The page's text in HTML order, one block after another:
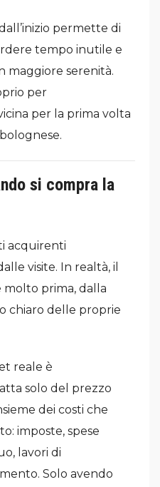
permette di
tempo inutile e
maggiore serenità.
per
per la prima volta
si compra la
acquirenti
visite. In realtà, il
prima, dalla
chiaro delle proprie
reale è
solo del prezzo
dei costi che
imposte, spese
lavori di
Solo avendo